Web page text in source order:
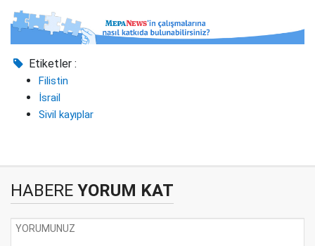
Etiketler :
Filistin
İsrail
Sivil kayıplar
HABERE YORUM KAT